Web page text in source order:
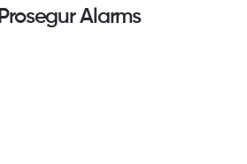
Prosegur Alarms